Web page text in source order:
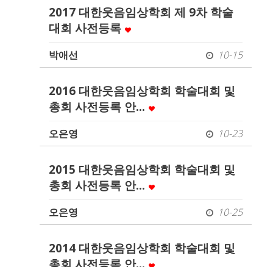
2017 대한웃음임상학회 제 9차 학술
대회 사전등록
박애선 10-15
2016 대한웃음임상학회 학술대회 및
총회 사전등록 안…
오은영 10-23
2015 대한웃음임상학회 학술대회 및
총회 사전등록 안…
오은영 10-25
2014 대한웃음임상학회 학술대회 및
총회 사전등록 안…